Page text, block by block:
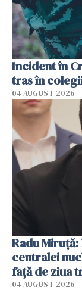
Incident în
tras în
04 AUGUST 2026
Radu
centralei
faţă de ziua
04 AUGUST 2026